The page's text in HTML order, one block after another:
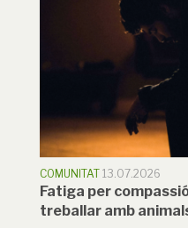
COMUNITAT 13.07.2026
Fatiga per
treballar amb